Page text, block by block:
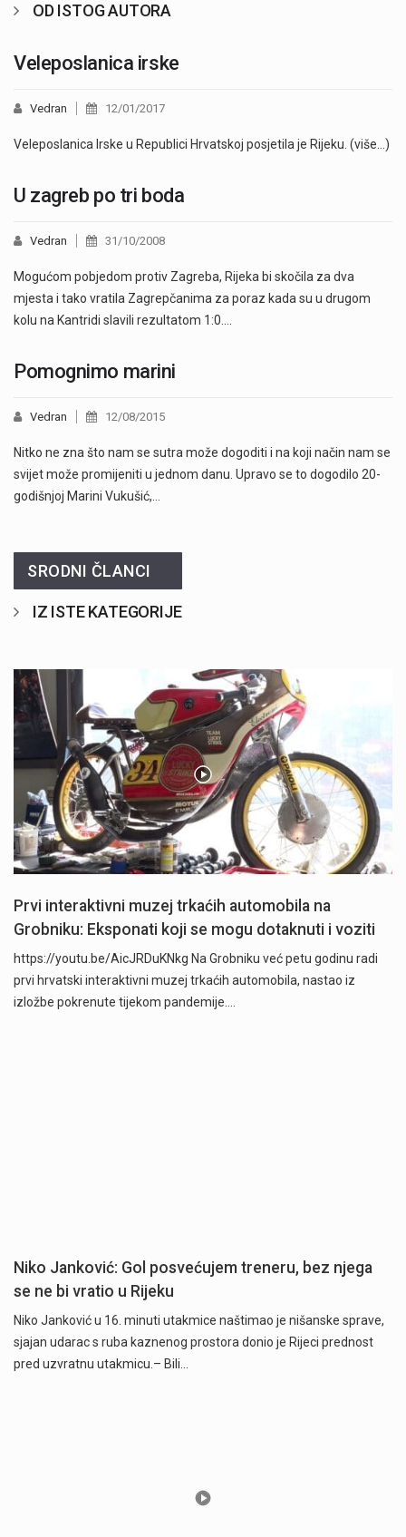
OD ISTOG AUTORA
Veleposlanica irske
Vedran 12/01/2017
Veleposlanica Irske u Republici Hrvatskoj posjetila je Rijeku. (više…)
U zagreb po tri boda
Vedran 31/10/2008
Mogućom pobjedom protiv Zagreba, Rijeka bi skočila za dva
mjesta i tako vratila Zagrepčanima za poraz kada su u drugom
kolu na Kantridi slavili rezultatom 1:0.…
Pomognimo marini
Vedran 12/08/2015
Nitko ne zna što nam se sutra može dogoditi i na koji način nam se
svijet može promijeniti u jednom danu. Upravo se to dogodilo 20-
godišnjoj Marini Vukušić,…
SRODNI ČLANCI
IZ ISTE KATEGORIJE
Prvi interaktivni muzej trkaćih automobila na
Grobniku: Eksponati koji se mogu dotaknuti i voziti
https://youtu.be/AicJRDuKNkg Na Grobniku već petu godinu radi
prvi hrvatski interaktivni muzej trkaćih automobila, nastao iz
izložbe pokrenute tijekom pandemije.…
Niko Janković: Gol posvećujem treneru, bez njega
se ne bi vratio u Rijeku
Niko Janković u 16. minuti utakmice naštimao je nišanske sprave,
sjajan udarac s ruba kaznenog prostora donio je Rijeci prednost
pred uzvratnu utakmicu.– Bili…